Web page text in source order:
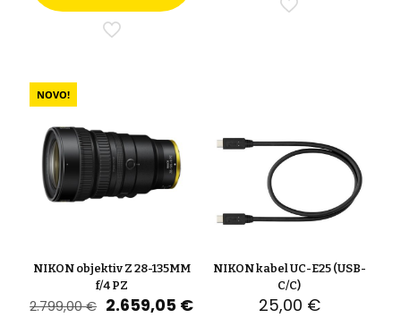
NOVO!
NIKON objektiv Z 28-135MM
f/4 PZ
2.799,00€ Izvorna
2.659,05 €Trenutna
NIKON kabel UC-E25 (USB-
C/C)
25,00 €